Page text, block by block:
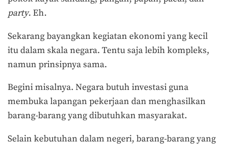
party. Eh.
Sekarang bayangkan kegiatan ekonomi yang kecil
itu dalam skala negara. Tentu saja lebih kompleks,
namun prinsipnya sama.
Begini misalnya. Negara butuh investasi guna
membuka lapangan pekerjaan dan menghasilkan
barang-barang yang dibutuhkan masyarakat.
Selain kebutuhan dalam negeri, barang-barang yang